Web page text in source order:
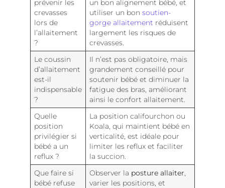
prévenir les
crevasses
lors de
l’allaitement
?
un bon alignement bébé, et
utiliser un bon soutien-
gorge allaitement réduisent
largement les risques de
crevasses.
Le coussin
d’allaitement
est-il
indispensable
?
Il n’est pas obligatoire, mais
grandement conseillé pour
soutenir bébé et diminuer la
fatigue des bras, améliorant
ainsi le confort allaitement.
Quelle
position
privilégier si
bébé a un
reflux ?
La position califourchon ou
Koala, qui maintient bébé en
verticalité, est idéale pour
limiter les reflux et faciliter
la succion.
Que faire si
bébé refuse
Observer la posture allaiter
varier les positions, et